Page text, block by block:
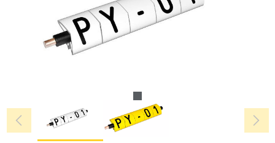
chevron_left chevron_right